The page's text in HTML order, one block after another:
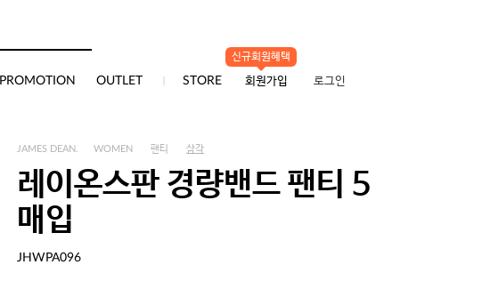
PROMOTION OUTLET STORE
신규회원혜택
회원가입 로그인
JAMES DEAN. WOMEN 팬티 삼각
레이온스판 경량밴드 팬티 5
매입
JHWPA096